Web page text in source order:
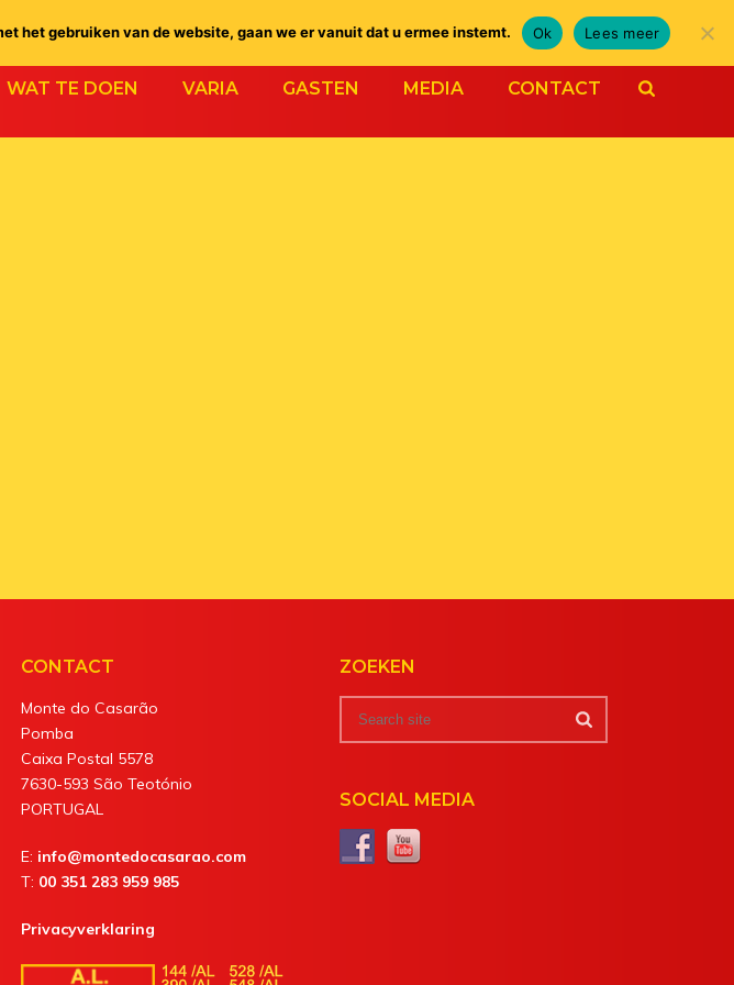
WAT TE DOEN VARIA GASTEN MEDIA CONTACT
CONTACT
Monte do Casarão
Pomba
Caixa Postal 5578
7630-593 São Teotónio
PORTUGAL
E: info@montedocasarao.com
T: 00 351 283 959 985
Privacyverklaring
ZOEKEN
SOCIAL MEDIA
het gebruiken van de website, gaan we er vanuit dat u ermee instemt. Ok Lees meer